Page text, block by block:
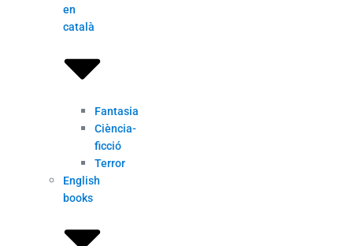
en
català
Fantasia
Ciència-
ficció
Terror
English
books